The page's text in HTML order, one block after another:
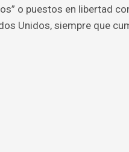
o puestos en libertad
Unidos, siempre que